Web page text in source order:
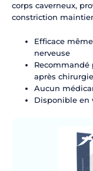
corps caverneux,
constriction
Efficace
nerveuse
Recommandé
après
Aucun
Disponible en